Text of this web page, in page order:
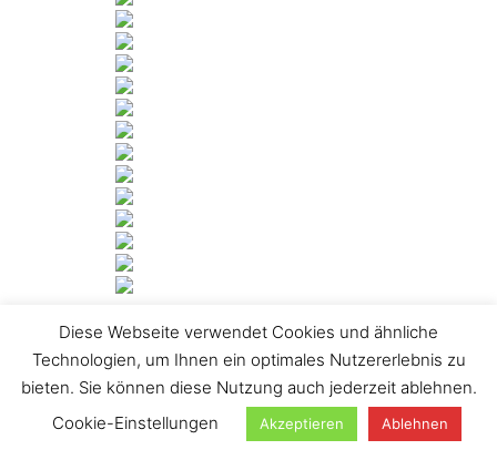
[ZEIGE DIASHOW]
1 2 ►
Suchen
Diese Webseite verwendet Cookies und ähnliche
Technologien, um Ihnen ein optimales Nutzererlebnis zu
bieten. Sie können diese Nutzung auch jederzeit ablehnen.
Cookie-Einstellungen
Akzeptieren Ablehnen